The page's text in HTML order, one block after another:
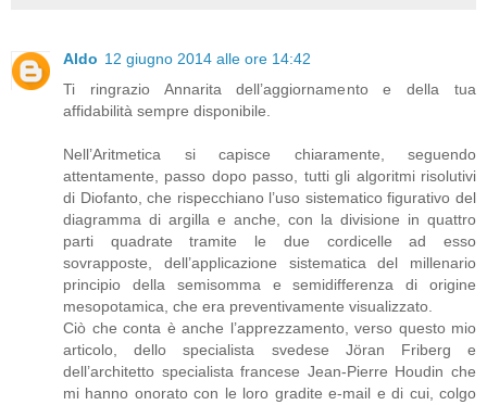
Aldo 12 giugno 2014 alle ore 14:42
Ti ringrazio Annarita dell’aggiornamento e della tua
affidabilità sempre disponibile.
Nell’Aritmetica si capisce chiaramente, seguendo
attentamente, passo dopo passo, tutti gli algoritmi risolutivi
di Diofanto, che rispecchiano l’uso sistematico figurativo del
diagramma di argilla e anche, con la divisione in quattro
parti quadrate tramite le due cordicelle ad esso
sovrapposte, dell’applicazione sistematica del millenario
principio della semisomma e semidifferenza di origine
mesopotamica, che era preventivamente visualizzato.
Ciò che conta è anche l’apprezzamento, verso questo mio
articolo, dello specialista svedese Jöran Friberg e
dell’architetto specialista francese Jean-Pierre Houdin che
mi hanno onorato con le loro gradite e-mail e di cui, colgo